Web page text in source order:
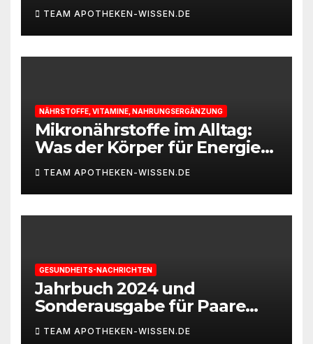
TEAM APOTHEKEN-WISSEN.DE
NÄHRSTOFFE, VITAMINE, NAHRUNGSERGÄNZUNG
Mikronährstoffe im Alltag:
Was der Körper für Energie
und Leistungsfähigkeit
braucht
TEAM APOTHEKEN-WISSEN.DE
GESUNDHEITS-NACHRICHTEN
Jahrbuch 2024 und
Sonderausgabe für Paare
des Deutschen IVF-Registers:
TEAM APOTHEKEN-WISSEN.DE